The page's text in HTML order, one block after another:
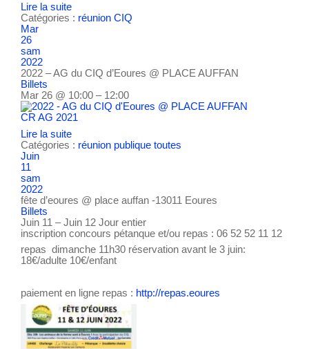
Lire la suite
Catégories : réunion CIQ
Mar
26
sam
2022
2022 – AG du CIQ d’Eoures @ PLACE AUFFAN
Billets
Mar 26 @ 10:00 – 12:00
CR AG 2021
Lire la suite
Catégories : réunion publique toutes
Juin
11
sam
2022
fête d’eoures @ place auffan -13011 Eoures
Billets
Juin 11 – Juin 12 Jour entier
inscription concours pétanque et/ou repas : 06 52 52 11 12
repas dimanche 11h30 réservation avant le 3 juin:
18€/adulte 10€/enfant
paiement en ligne repas : http://repas.eoures